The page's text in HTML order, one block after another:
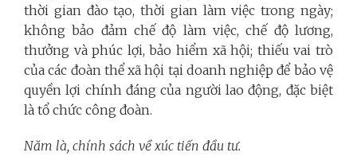
thời gian đào tạo, thời gian làm việc trong ngày;
không bảo đảm chế độ làm việc, chế độ lương,
thưởng và phúc lợi, bảo hiểm xã hội; thiếu vai trò
của các đoàn thể xã hội tại doanh nghiệp để bảo vệ
quyền lợi chính đáng của người lao động, đặc biệt
là tổ chức công đoàn.
Năm là, chính sách về xúc tiến đầu tư.